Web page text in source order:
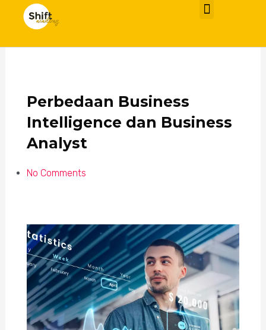
Perbedaan Business
Intelligence dan Business
Analyst
No Comments